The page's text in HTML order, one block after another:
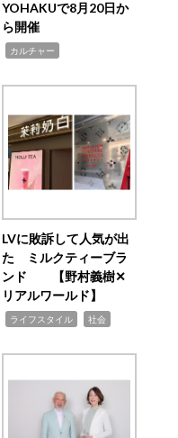
YOHAKUで8月20日か
ら開催
カルチャー
LVに敗訴して人気が出
た ミルクティーブラ
ンド 【野村義樹✕
リアルワールド】
ライフスタイル 社会